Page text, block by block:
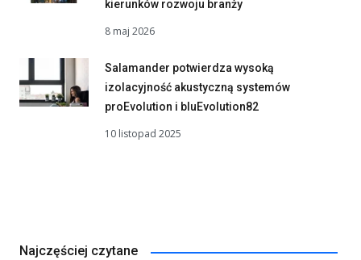
kierunków rozwoju branży
8 maj 2026
Salamander potwierdza wysoką
izolacyjność akustyczną systemów
proEvolution i bluEvolution82
10 listopad 2025
Najczęściej czytane